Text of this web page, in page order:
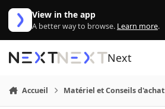
Aller au contenu
View in the app
A better way to browse. Learn more.
Next
Accueil Matériel et Conseils d'achat